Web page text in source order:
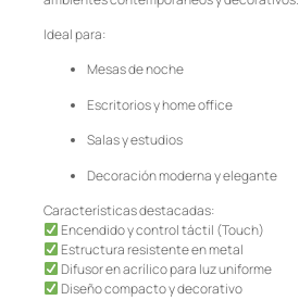
Ideal para:
Mesas de noche
Escritorios y home office
Salas y estudios
Decoración moderna y elegante
Características destacadas:
Encendido y control táctil (Touch)
Estructura resistente en metal
Difusor en acrílico para luz uniforme
Diseño compacto y decorativo